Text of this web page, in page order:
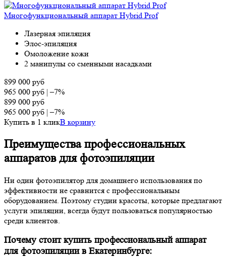
Многофункциональный аппарат Hybrid Prof
Лазерная эпиляция
Элос-эпиляция
Омоложение кожи
2 манипулы со сменными насадками
899 000 руб
965 000 руб |–7%
899 000 руб
965 000 руб |–7%
Купить в 1 кликВ корзину
Преимущества профессиональных
аппаратов для фотоэпиляции
Ни один фотоэпилятор для домашнего использования по
эффективности не сравнится с профессиональным
оборудованием. Поэтому студии красоты, которые предлагают
услуги эпиляции, всегда будут пользоваться популярностью
среди клиентов.
Почему стоит купить профессиональный аппарат
для фотоэпиляции в Екатеринбурге: